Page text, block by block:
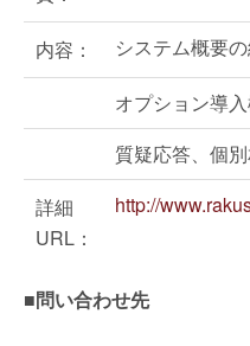
内容： システム概要
オプション導
質疑応答、個
詳細
URL：
http://
■問い合わせ先